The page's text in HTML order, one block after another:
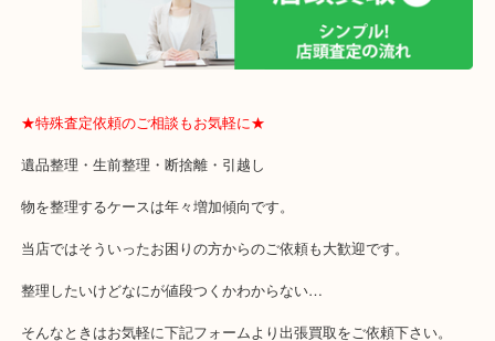
・店舗には珍しく10時から21時まで営業してますのでお仕事帰りに
り可能です。さらに！年中無休なのでなにかと便利。
★特殊査定依頼のご相談もお気軽に★